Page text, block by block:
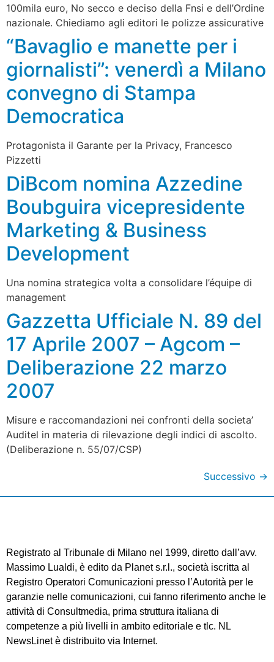
100mila euro, No secco e deciso della Fnsi e dell’Ordine
nazionale. Chiediamo agli editori le polizze assicurative
“Bavaglio e manette per i
giornalisti”: venerdì a Milano
convegno di Stampa
Democratica
Protagonista il Garante per la Privacy, Francesco
Pizzetti
DiBcom nomina Azzedine
Boubguira vicepresidente
Marketing & Business
Development
Una nomina strategica volta a consolidare l’équipe di
management
Gazzetta Ufficiale N. 89 del
17 Aprile 2007 – Agcom –
Deliberazione 22 marzo
2007
Misure e raccomandazioni nei confronti della societa’
Auditel in materia di rilevazione degli indici di ascolto.
(Deliberazione n. 55/07/CSP)
Successivo →
Registrato al Tribunale di Milano nel 1999, diretto dall’avv.
Massimo Lualdi, è edito da Planet s.r.l., società iscritta al
Registro Operatori Comunicazioni presso l’Autorità per le
garanzie nelle comunicazioni, cui fanno riferimento anche le
attività di Consultmedia, prima struttura italiana di
competenze a più livelli in ambito editoriale e tlc. NL
NewsLinet è distribuito via Internet.